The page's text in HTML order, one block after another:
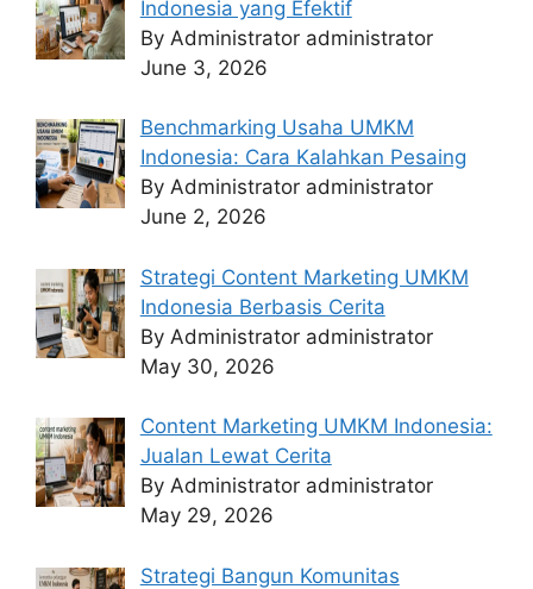
Indonesia yang Efektif
By Administrator administrator
June 3, 2026
Benchmarking Usaha UMKM
Indonesia: Cara Kalahkan Pesaing
By Administrator administrator
June 2, 2026
Strategi Content Marketing UMKM
Indonesia Berbasis Cerita
By Administrator administrator
May 30, 2026
Content Marketing UMKM Indonesia:
Jualan Lewat Cerita
By Administrator administrator
May 29, 2026
Strategi Bangun Komunitas